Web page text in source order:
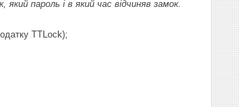
пароль і в який час відчиняв замок.
TTLock);